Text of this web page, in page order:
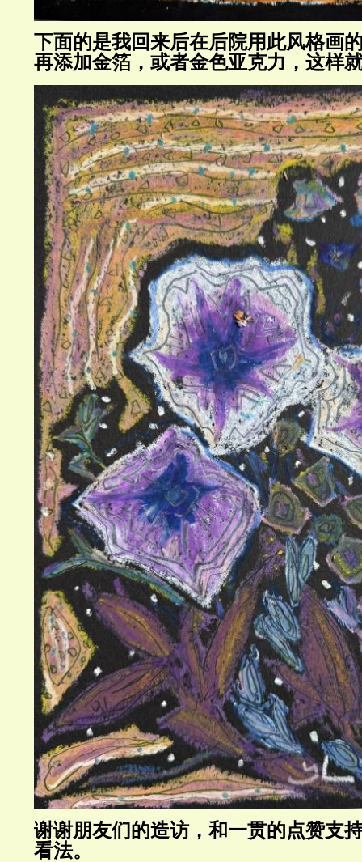
下面的是我回来后在后院用此风格画
再添加金箔，或者金色亚克力，这样
谢谢朋友们的造访，和一贯的点赞支
看法。